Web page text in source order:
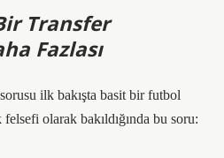
Transfer
Fazlası
ilk bakışta basit bir futbol
olarak bakıldığında bu soru: